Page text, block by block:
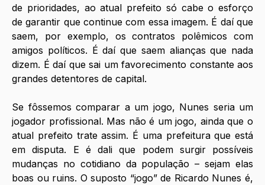
de prioridades, ao atual prefeito só cabe o esforço
de garantir que continue com essa imagem. É daí que
saem, por exemplo, os contratos polêmicos com
amigos políticos. É daí que saem alianças que nada
dizem. É daí que sai um favorecimento constante aos
grandes detentores de capital.
Se fôssemos comparar a um jogo, Nunes seria um
jogador profissional. Mas não é um jogo, ainda que o
atual prefeito trate assim. É uma prefeitura que está
em disputa. E é dali que podem surgir possíveis
mudanças no cotidiano da população – sejam elas
boas ou ruins. O suposto “jogo” de Ricardo Nunes é,